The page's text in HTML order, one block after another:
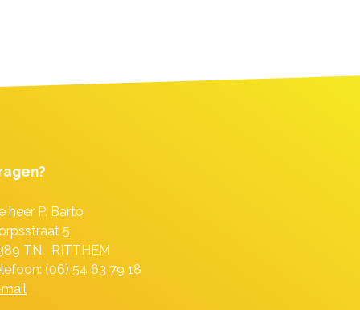
heer P. Barto
5
TN RITTHEM
(06) 54 63 79 18